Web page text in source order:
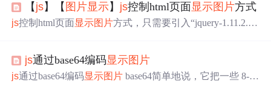
【 js】【 图片显示】 js控制html页面 显示图片方式
js控制html页面显示图片方式，只需要引入“jquery-1.11.2.mi
ascript">...
js通过base64编码显示图片
js通过base64编码显示图片 base64简单地说，它把一些 8-bit